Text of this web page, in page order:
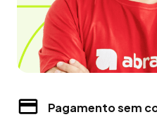
Pagamento sem